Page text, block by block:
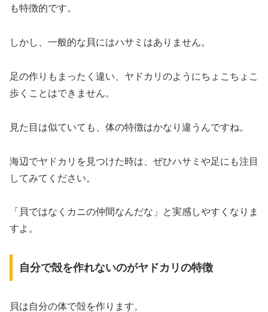
も特徴的です。
しかし、一般的な貝にはハサミはありません。
足の作りもまったく違い、ヤドカリのようにちょこちょこ
歩くことはできません。
見た目は似ていても、体の特徴はかなり違うんですね。
海辺でヤドカリを見つけた時は、ぜひハサミや足にも注目
してみてください。
「貝ではなくカニの仲間なんだな」と実感しやすくなりま
すよ。
自分で殻を作れないのがヤドカリの特徴
貝は自分の体で殻を作ります。